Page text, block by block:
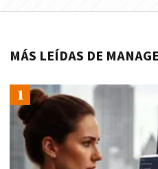
MÁS LEÍDAS DE